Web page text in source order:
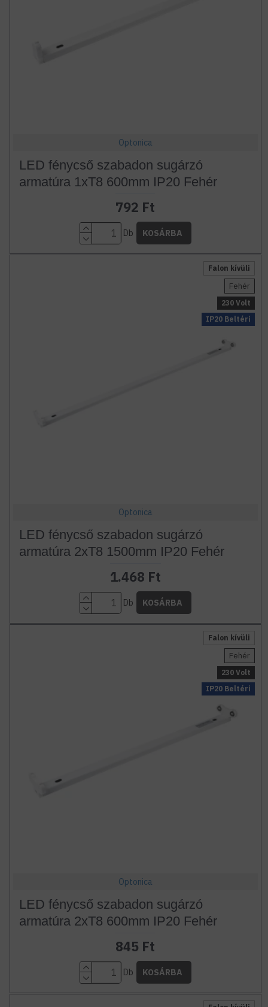
Optonica
LED fénycső szabadon sugárzó
armatúra 1xT8 600mm IP20 Fehér
792 Ft
Db KOSÁRBA
Falon kívüli
IP20 Beltéri
Fehér
230 Volt
Optonica
LED fénycső szabadon sugárzó
armatúra 2xT8 1500mm IP20 Fehér
1.468 Ft
Db KOSÁRBA
Falon kívüli
IP20 Beltéri
Fehér
230 Volt
Optonica
LED fénycső szabadon sugárzó
armatúra 2xT8 600mm IP20 Fehér
845 Ft
Db KOSÁRBA